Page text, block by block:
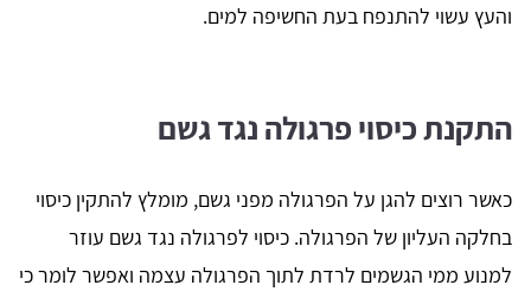
והעץ עשוי להתנפח בעת החשיפה למים.
התקנת כיסוי פרגולה נגד גשם
כאשר רוצים להגן על הפרגולה מפני גשם, מומלץ להתקין כיסוי
בחלקה העליון של הפרגולה. כיסוי לפרגולה נגד גשם עוזר
למנוע ממי הגשמים לרדת לתוך הפרגולה עצמה ואפשר לומר כי